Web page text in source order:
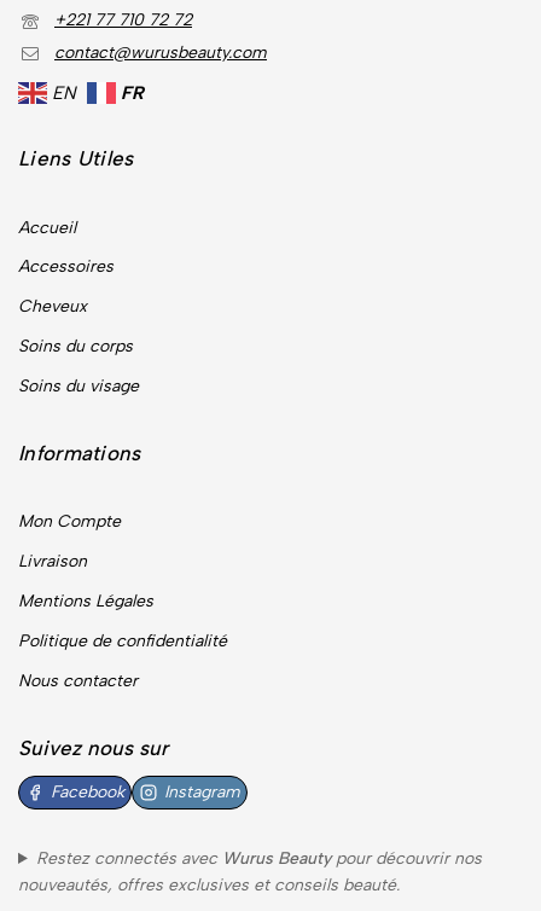
+221 77 710 72 72
contact@wurusbeauty.com
EN FR
Liens Utiles
Accueil
Accessoires
Cheveux
Soins du corps
Soins du visage
Informations
Mon Compte
Livraison
Mentions Légales
Politique de confidentialité
Nous contacter
Suivez nous sur
Facebook Instagram
Restez connectés avec Wurus Beautypour découvrir nos
nouveautés, offres exclusives et conseils beauté.